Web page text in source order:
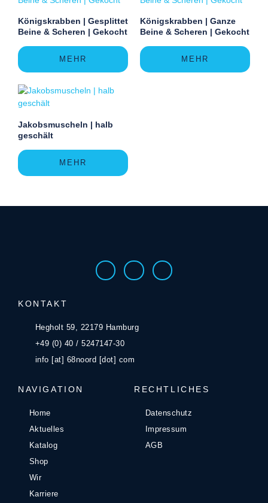
Königskrabben | Gesplittet
Beine & Scheren | Gekocht
MEHR
Königskrabben | Ganze
Beine & Scheren | Gekocht
MEHR
Jakobsmuscheln | halb
geschält
MEHR
KONTAKT
Hegholt 59, 22179 Hamburg
+49 (0) 40 / 5247147-30
info [at] 68noord [dot] com
NAVIGATION
Home
Aktuelles
Katalog
Shop
Wir
Karriere
RECHTLICHES
Datenschutz
Impressum
AGB